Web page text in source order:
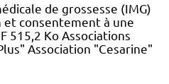
de grossesse (IMG)
et consentement à une
515,2 Ko Associations
Association "Cesarine"